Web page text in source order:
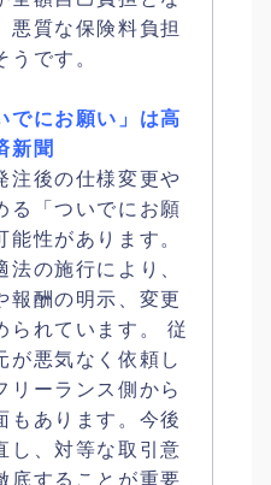
悪質な保険料負担
うです。
でにお願い」は高
新聞
注後の仕様変更や
る「ついでにお願
性があります。
の施行により、
報酬の明示、変更
られています。 従
が悪気なく依頼し
リーランス側から
もあります。今後
し、対等な取引意
底することが重要